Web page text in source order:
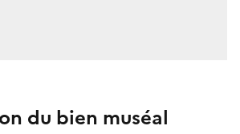
du bien muséal